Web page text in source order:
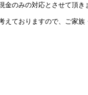
金のみの対応とさせて頂
えておりますので、ご家